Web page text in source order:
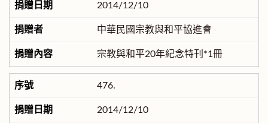
2014/12/10
中華民國宗教與和平協進會
宗教與和平20年紀念特刊*1冊
476.
2014/12/10